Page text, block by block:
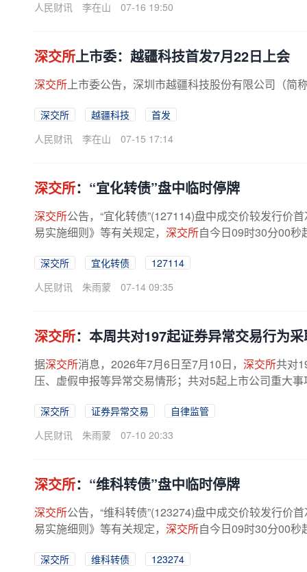
人民财讯 李在山 07-16 19:50
深交所上市委：越疆科技首发7月22日上会
深交所上市委公告，深圳市越疆科技股份有限公司（简
深交所 越疆科技
首发
人民财讯
李在山 07-15 17:14
深交所：“宜化转债”盘中临时停牌
深交所公告，“宜化转债”(127114)盘中成交价较发行价
易实施细则》等有关规定， 深交所自今日09时30分00
深交所 宜化转债
127114
人民财讯
朱雨蒙 07-14 09:35
深交所：本周共对197起证券异常交易行为
据深交所消息，2026年7月6日至7月10日， 深交所共对
压、虚假申报等异常交易情形；共对5起上市公司重大
深交所 证券异常交易
自律监管
人民财讯
朱雨蒙 07-10 20:33
深交所：“维科转债”盘中临时停牌
深交所公告，“维科转债”(123274)盘中成交价较发行价
易实施细则》等有关规定， 深交所自今日09时30分00
深交所 维科转债
123274